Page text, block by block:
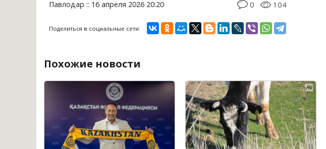
Павлодар :: 16 апреля 2026 20:20 0 104
Поделиться в социальные сети:
Похожие новости